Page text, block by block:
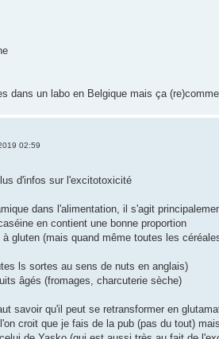
dans un labo en Belgique mais ça
02:59
d'infos sur l'excitotoxicité
dans l'alimentation, il s'agit
en contient une bonne proportion
gluten (mais quand même toutes les
ls sortes au sens de nuts en anglais)
âgés (fromages, charcuterie sèche)
savoir qu'il peut se retransformer en
croit que je fais de la pub (pas du tout)